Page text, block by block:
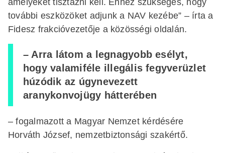
további eszközöket adjunk a NAV kezébe” – írta a
Fidesz frakcióvezetője a közösségi oldalán.
– Arra látom a legnagyobb esélyt,
hogy valamiféle illegális fegyverüzlet
húzódik az úgynevezett
aranykonvojügy hátterében
– fogalmazott a Magyar Nemzet kérdésére
Horváth József, nemzetbiztonsági szakértő.